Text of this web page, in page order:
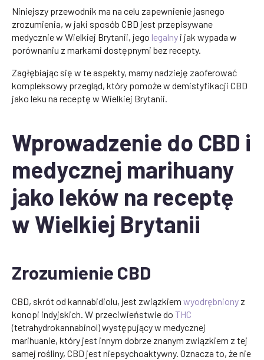
Niniejszy przewodnik ma na celu zapewnienie jasnego
zrozumienia, w jaki sposób CBD jest przepisywane
medycznie w Wielkiej Brytanii, jego legalny i jak wypada w
porównaniu z markami dostępnymi bez recepty.
Zagłębiając się w te aspekty, mamy nadzieję zaoferować
kompleksowy przegląd, który pomoże w demistyfikacji CBD
jako leku na receptę w Wielkiej Brytanii.
Wprowadzenie do CBD i
medycznej marihuany
jako leków na receptę
w Wielkiej Brytanii
Zrozumienie CBD
CBD, skrót od kannabidiolu, jest związkiem wyodrębniony z
konopi indyjskich. W przeciwieństwie do THC
(tetrahydrokannabinol) występujący w medycznej
marihuanie, który jest innym dobrze znanym związkiem z tej
samej rośliny, CBD jest niepsychoaktywny. Oznacza to, że nie